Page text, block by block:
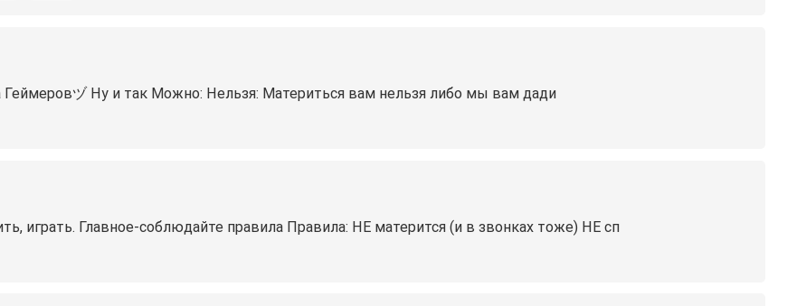
Геймеровヅ Ну и так Можно: Нельзя:️ Материться вам нельзя либо мы вам дади
играть. Главное-соблюдайте правила Правила: НЕ матерится (и в звонках тоже) НЕ сп